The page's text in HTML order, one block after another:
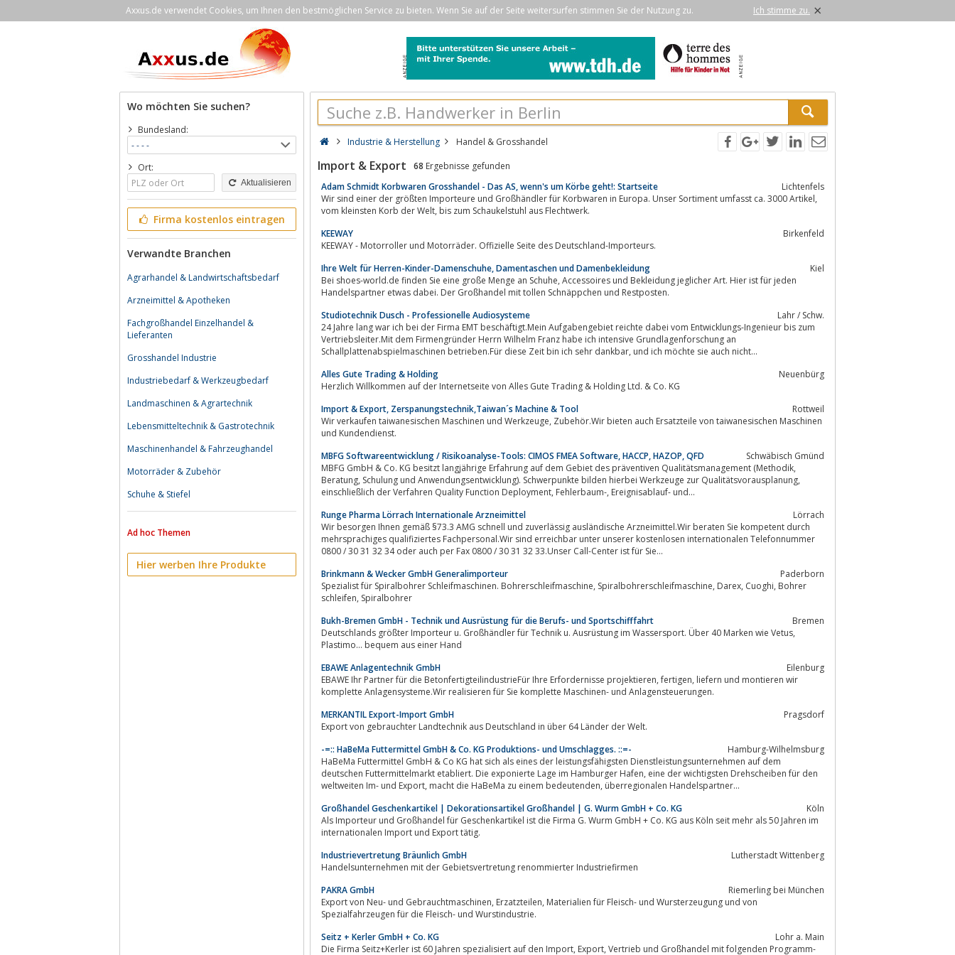
Axxus.de verwendet Cookies, um Ihnen den bestmöglichen Service zu bieten. Wenn Sie auf der Seite weitersurfen stimmen Sie der Nutzung zu. Ich stimme zu. ×
Wo möchten Sie suchen?
Bundesland:
Ort:
Aktualisieren
Firma kostenlos eintragen
Verwandte Branchen
Agrarhandel & Landwirtschaftsbedarf
Arzneimittel & Apotheken
Fachgroßhandel Einzelhandel &
Lieferanten
Grosshandel Industrie
Industriebedarf & Werkzeugbedarf
Landmaschinen & Agrartechnik
Lebensmitteltechnik & Gastrotechnik
Maschinenhandel & Fahrzeughandel
Motorräder & Zubehör
Schuhe & Stiefel
Ad hoc Themen
Hier werben Ihre Produkte
Industrie & Herstellung Handel & Grosshandel
Import & Export 68 Ergebnisse gefunden
Adam Schmidt Korbwaren Grosshandel - Das AS, wenn's um Körbe geht!: Startseite
Lichtenfels
Wir sind einer der größten Importeure und Großhändler für Korbwaren in Europa. Unser Sortiment umfasst ca. 3000 Artikel,
vom kleinsten Korb der Welt, bis zum Schaukelstuhl aus Flechtwerk.
KEEWAY
Birkenfeld
KEEWAY - Motorroller und Motorräder. Offizielle Seite des Deutschland-Importeurs.
Ihre Welt für Herren-Kinder-Damenschuhe, Damentaschen und Damenbekleidung
Kiel
Bei shoes-world.de finden Sie eine große Menge an Schuhe, Accessoires und Bekleidung jeglicher Art. Hier ist für jeden
Handelspartner etwas dabei. Der Großhandel mit tollen Schnäppchen und Restposten.
Studiotechnik Dusch - Professionelle Audiosysteme
Lahr / Schw.
24 Jahre lang war ich bei der Firma EMT beschäftigt.Mein Aufgabengebiet reichte dabei vom Entwicklungs-Ingenieur bis zum
Vertriebsleiter.Mit dem Firmengründer Herrn Wilhelm Franz habe ich intensive Grundlagenforschung an
Schallplattenabspielmaschinen betrieben.Für diese Zeit bin ich sehr dankbar, und ich möchte sie auch nicht...
Alles Gute Trading & Holding
Neuenbürg
Herzlich Willkommen auf der Internetseite von Alles Gute Trading & Holding Ltd. & Co. KG
Import & Export, Zerspanungstechnik,Taiwan´s Machine & Tool
Rottweil
Wir verkaufen taiwanesischen Maschinen und Werkzeuge, Zubehör.Wir bieten auch Ersatzteile von taiwanesischen Maschinen
und Kundendienst.
MBFG Softwareentwicklung / Risikoanalyse-Tools: CIMOS FMEA Software, HACCP, HAZOP, QFD
Schwäbisch Gmünd
MBFG GmbH & Co. KG besitzt langjährige Erfahrung auf dem Gebiet des präventiven Qualitätsmanagement (Methodik,
Beratung, Schulung und Anwendungsentwicklung). Schwerpunkte bilden hierbei Werkzeuge zur Qualitätsvorausplanung,
einschließlich der Verfahren Quality Function Deployment, Fehlerbaum-, Ereignisablauf- und...
Runge Pharma Lörrach Internationale Arzneimittel
Lörrach
Wir besorgen Ihnen gemäß §73.3 AMG schnell und zuverlässig ausländische Arzneimittel.Wir beraten Sie kompetent durch
mehrsprachiges qualifiziertes Fachpersonal.Wir sind erreichbar unter unserer kostenlosen internationalen Telefonnummer
0800 / 30 31 32 34 oder auch per Fax 0800 / 30 31 32 33.Unser Call-Center ist für Sie...
Brinkmann & Wecker GmbH Generalimporteur
Paderborn
Spezialist für Spiralbohrer Schleifmaschinen. Bohrerschleifmaschine, Spiralbohrerschleifmaschine, Darex, Cuoghi, Bohrer
schleifen, Spiralbohrer
Bukh-Bremen GmbH - Technik und Ausrüstung für die Berufs- und Sportschifffahrt
Bremen
Deutschlands größter Importeur u. Großhändler für Technik u. Ausrüstung im Wassersport. Über 40 Marken wie Vetus,
Plastimo... bequem aus einer Hand
EBAWE Anlagentechnik GmbH
Eilenburg
EBAWE Ihr Partner für die BetonfertigteilindustrieFür Ihre Erfordernisse projektieren, fertigen, liefern und montieren wir
komplette Anlagensysteme.Wir realisieren für Sie komplette Maschinen- und Anlagensteuerungen.
MERKANTIL Export-Import GmbH
Pragsdorf
Export von gebrauchter Landtechnik aus Deutschland in über 64 Länder der Welt.
-=:: HaBeMa Futtermittel GmbH & Co. KG Produktions- und Umschlagges. ::=-
Hamburg-Wilhelmsburg
HaBeMa Futtermittel GmbH & Co KG hat sich als eines der leistungsfähigsten Dienstleistungsunternehmen auf dem
deutschen Futtermittelmarkt etabliert. Die exponierte Lage im Hamburger Hafen, eine der wichtigsten Drehscheiben für den
weltweiten Im- und Export, macht die HaBeMa zu einem bedeutenden, überregionalen Handelspartner...
Großhandel Geschenkartikel | Dekorationsartikel Großhandel | G. Wurm GmbH + Co. KG
Köln
Als Importeur und Großhandel für Geschenkartikel ist die Firma G. Wurm GmbH + Co. KG aus Köln seit mehr als 50 Jahren im
internationalen Import und Export tätig.
Industrievertretung Bräunlich GmbH
Lutherstadt Wittenberg
Handelsunternehmen mit der Gebietsvertretung renommierter Industriefirmen
PAKRA GmbH
Riemerling bei München
Export von Neu- und Gebrauchtmaschinen, Erzatzteilen, Materialien für Fleisch- und Wursterzeugung und von
Spezialfahrzeugen für die Fleisch- und Wurstindustrie.
Seitz + Kerler GmbH + Co. KG
Lohr a. Main
Die Firma Seitz+Kerler ist 60 Jahren spezialisiert auf den Import, Export, Vertrieb und Großhandel mit folgenden Programm-